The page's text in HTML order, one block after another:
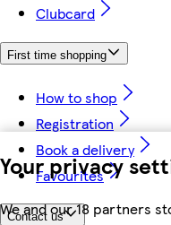
Your privacy
We and our 18 partners
Clubcard
First time shopping
How to shop
Registration
Book a delivery
Favourites
Contact us